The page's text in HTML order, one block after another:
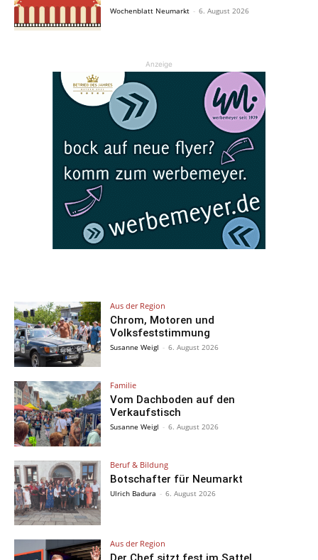
Wochenblatt Neumarkt - 6. August 2026
Anzeige
Aus der Region
Chrom, Motoren und
Volksfeststimmung
Susanne Weigl - 6. August 2026
Familie
Vom Dachboden auf den
Verkaufstisch
Susanne Weigl - 6. August 2026
Beruf & Bildung
Botschafter für Neumarkt
Ulrich Badura - 6. August 2026
Aus der Region